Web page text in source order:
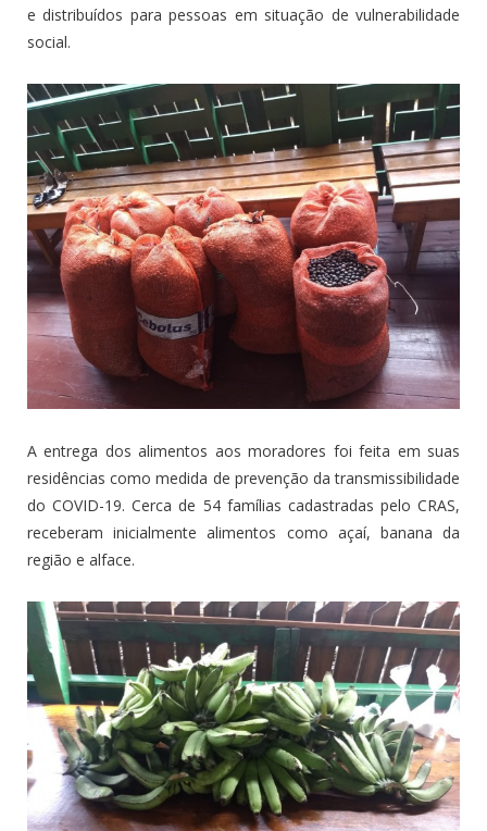
e distribuídos para pessoas em situação de vulnerabilidade
social.
A entrega dos alimentos aos moradores foi feita em suas
residências como medida de prevenção da transmissibilidade
do COVID-19. Cerca de 54 famílias cadastradas pelo CRAS,
receberam inicialmente alimentos como açaí, banana da
região e alface.